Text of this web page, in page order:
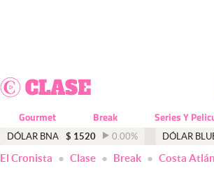
Dólar
Economía y Política
Finanzas y Mercados
Gourmet Break Series Y
DÓLAR BNA $ 1520 0.00% DÓLAR
El Cronista Clase Break Costa